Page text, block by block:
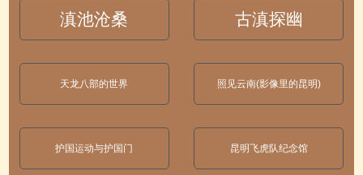
滇池沧桑 古滇探幽
天龙八部的世界 照见云南(影像里的昆明)
护国运动与护国门 昆明飞虎队纪念馆